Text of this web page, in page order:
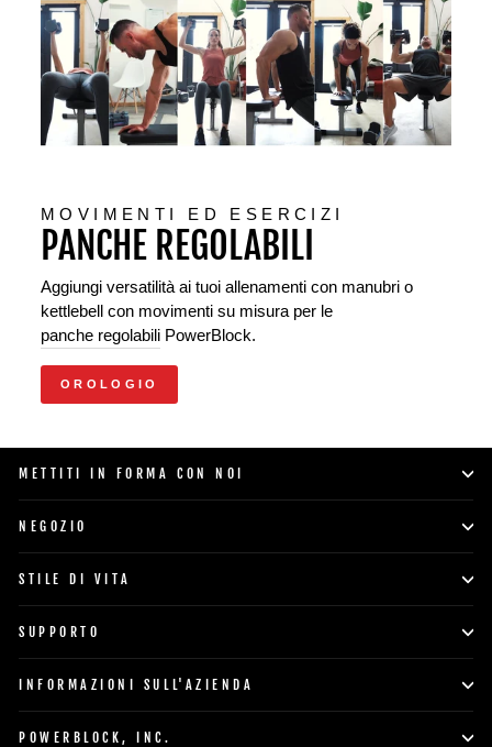
MOVIMENTI ED ESERCIZI
PANCHE REGOLABILI
Aggiungi versatilità ai tuoi allenamenti con manubri o
kettlebell con movimenti su misura per le
panche regolabili PowerBlock.
OROLOGIO
METTITI IN FORMA CON NOI
NEGOZIO
STILE DI VITA
SUPPORTO
INFORMAZIONI SULL'AZIENDA
POWERBLOCK, INC.